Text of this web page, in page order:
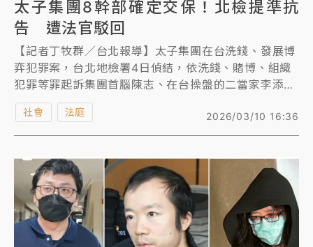
太子集團8幹部確定交保！北檢提準抗
告 遭法官駁回
【記者丁牧群／台北報導】太子集團在台洗錢、發展博
弈犯罪案，台北地檢署4日偵結，依洗錢、賭博、組織
犯罪等罪起訴集團首腦陳志、在台操盤的二當家李添及
核心幹部辜淑雯共62人，以及天旭等13家涉案公司，
並將案發後被羈押的辜淑雯等9名幹部移審法院，台北
地院召開移審接押庭，4日晚間諭知9人全部交保，均須
為辜淑雯400萬元。9人交保後，除了已認罪的王俊
國，北檢5日針對其餘的王昱棠等8人交保提起準抗告，
但北院今駁回確定。
2026/03/10 16:36
社會 法庭